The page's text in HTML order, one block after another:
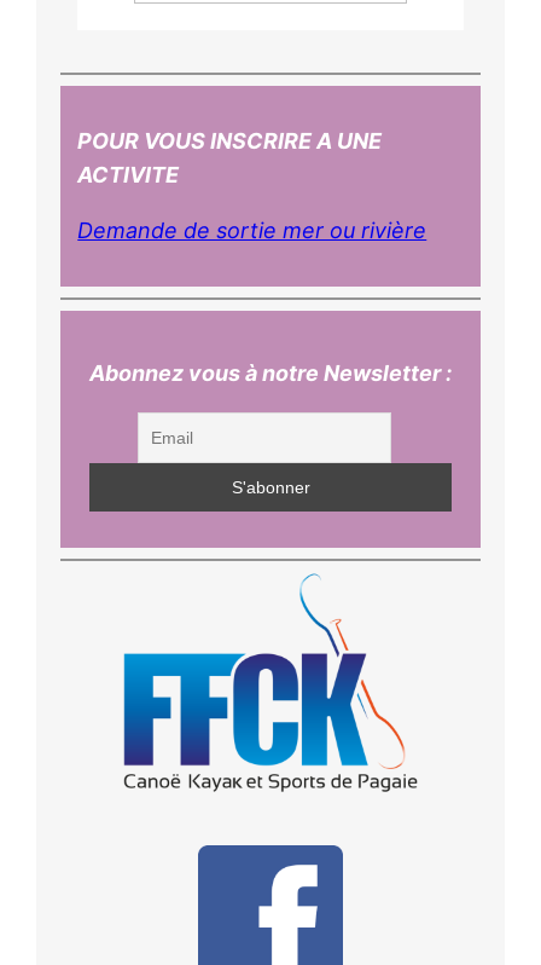
POUR VOUS INSCRIRE A UNE
ACTIVITE
Demande de sortie mer ou rivière
Abonnez vous à notre Newsletter :